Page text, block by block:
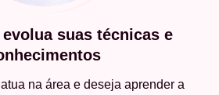
suas técnicas e
na área e deseja aprender a